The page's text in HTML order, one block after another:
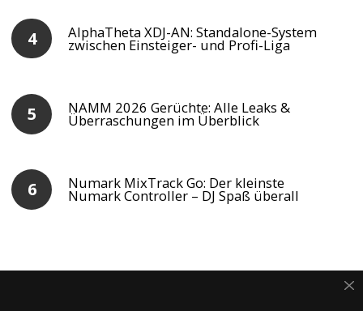
AlphaTheta XDJ-AN: Standalone-System
zwischen Einsteiger- und Profi-Liga
NAMM 2026 Gerüchte: Alle Leaks &
Überraschungen im Überblick
Numark MixTrack Go: Der kleinste
Numark Controller – DJ Spaß überall